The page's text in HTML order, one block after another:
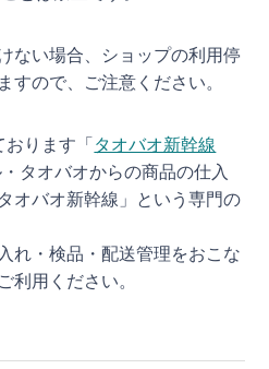
ない場合、ショップの利用停
すので、ご注意ください。
おります「タオバオ新幹線
タオバオからの商品の仕入
オバオ新幹線」という専門の
れ・検品・配送管理をおこな
利用ください。